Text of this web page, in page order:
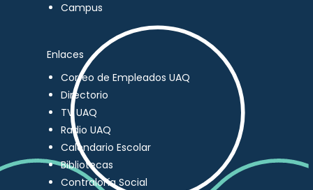
Campus
Enlaces
Correo de Empleados UAQ
Directorio
TV UAQ
Radio UAQ
Calendario Escolar
Bibliotecas
Contraloría Social